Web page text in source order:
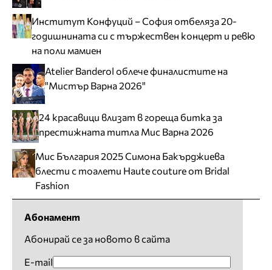
Институт Конфуций – София отбеляза 20-
годишнината си с тържествен концерт и ревю
на поли мамиен
Atelier Banderol облече финалистите на
"Мистър Варна 2026"
24 красавици влизат в гореща битка за
престижната титла Мис Варна 2026
Мис България 2025 Симона Бакърджиева
блести с тоалети Haute couture от Bridal
Fashion
Абонамент
Абонирай се за новото в сайта
E-mail